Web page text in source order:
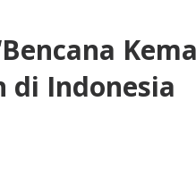
di Indonesia